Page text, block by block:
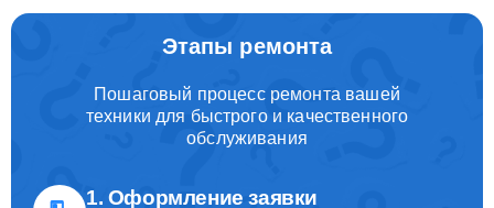
Этапы ремонта
Пошаговый процесс ремонта вашей
техники для быстрого и качественного
обслуживания
1. Оформление заявки